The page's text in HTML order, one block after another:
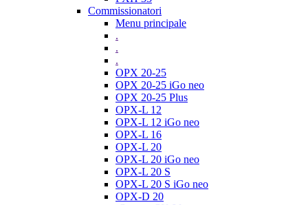
Commissionatori
Menu principale
.
.
.
OPX 20-25
OPX 20-25 iGo neo
OPX 20-25 Plus
OPX-L 12
OPX-L 12 iGo neo
OPX-L 16
OPX-L 20
OPX-L 20 iGo neo
OPX-L 20 S
OPX-L 20 S iGo neo
OPX-D 20